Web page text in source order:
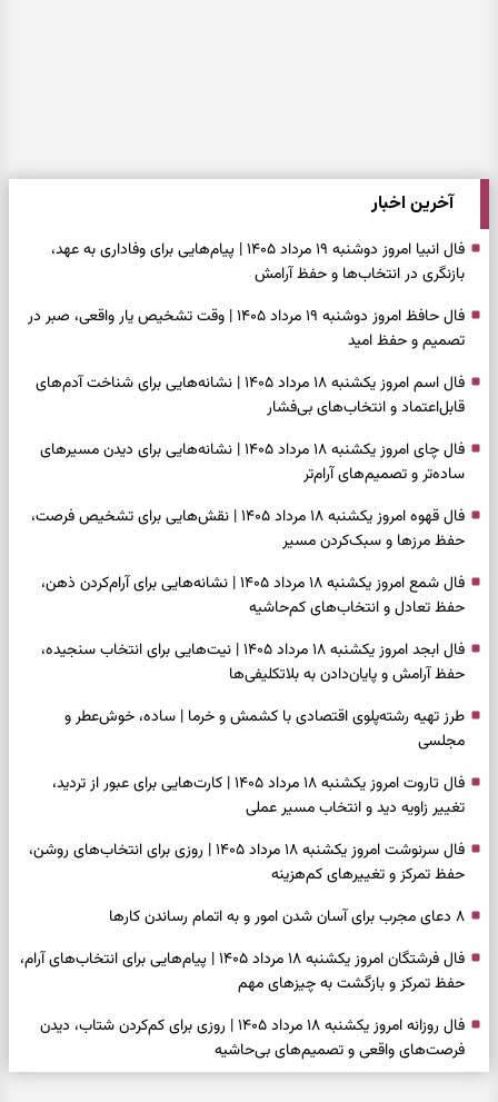
آخرین اخبار
فال انبیا امروز دوشنبه ۱۹ مرداد ۱۴۰۵ | پیام‌هایی برای وفاداری به عهد،
بازنگری در انتخاب‌ها و حفظ آرامش
فال حافظ امروز دوشنبه ۱۹ مرداد ۱۴۰۵ | وقت تشخیص یار واقعی، صبر در
تصمیم و حفظ امید
فال اسم امروز یکشنبه ۱۸ مرداد ۱۴۰۵ | نشانه‌هایی برای شناخت آدم‌های
قابل‌اعتماد و انتخاب‌های بی‌فشار
فال چای امروز یکشنبه ۱۸ مرداد ۱۴۰۵ | نشانه‌هایی برای دیدن مسیرهای
ساده‌تر و تصمیم‌های آرام‌تر
فال قهوه امروز یکشنبه ۱۸ مرداد ۱۴۰۵ | نقش‌هایی برای تشخیص فرصت،
حفظ مرزها و سبک‌کردن مسیر
فال شمع امروز یکشنبه ۱۸ مرداد ۱۴۰۵ | نشانه‌هایی برای آرام‌کردن ذهن،
حفظ تعادل و انتخاب‌های کم‌حاشیه
فال ابجد امروز یکشنبه ۱۸ مرداد ۱۴۰۵ | نیت‌هایی برای انتخاب سنجیده،
حفظ آرامش و پایان‌دادن به بلاتکلیفی‌ها
طرز تهیه رشته‌پلوی اقتصادی با کشمش و خرما | ساده، خوش‌عطر و
مجلسی
فال تاروت امروز یکشنبه ۱۸ مرداد ۱۴۰۵ | کارت‌هایی برای عبور از تردید،
تغییر زاویه دید و انتخاب مسیر عملی
فال سرنوشت امروز یکشنبه ۱۸ مرداد ۱۴۰۵ | روزی برای انتخاب‌های روشن،
حفظ تمرکز و تغییرهای کم‌هزینه
۸ دعای مجرب برای آسان شدن امور و به اتمام رساندن کار‌ها
فال فرشتگان امروز یکشنبه ۱۸ مرداد ۱۴۰۵ | پیام‌هایی برای انتخاب‌های آرام،
حفظ تمرکز و بازگشت به چیزهای مهم
فال روزانه امروز یکشنبه ۱۸ مرداد ۱۴۰۵ | روزی برای کم‌کردن شتاب، دیدن
فرصت‌های واقعی و تصمیم‌های بی‌حاشیه